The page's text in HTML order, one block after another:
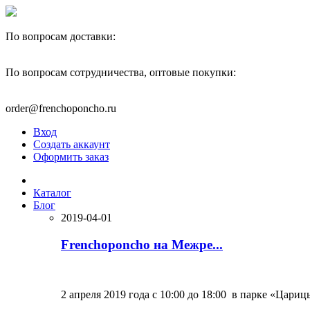
По вопросам доставки:
По вопросам сотрудничества, оптовые покупки:
order@frenchoponcho.ru
Вход
Создать аккаунт
Оформить заказ
Каталог
Блог
2019-04-01
Frenchoponcho на Межре...
2 апреля 2019 года с 10:00 до 18:00 в парке